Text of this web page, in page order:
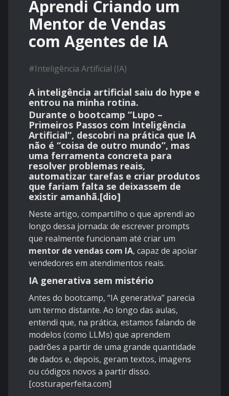
Aprendi Criando um
Mentor de Vendas
com Agentes de IA
#Inteligência Artificial (IA)
A inteligência artificial saiu do hype e
entrou na minha rotina.
Durante o bootcamp “Lupo –
Primeiros Passos com Inteligência
Artificial”, descobri na prática que IA
não é “coisa de outro mundo”, mas
uma ferramenta concreta para
resolver problemas reais,
automatizar tarefas e criar produtos
que fariam falta se deixassem de
existir amanhã.[dio]
Neste artigo, compartilho o que aprendi ao
longo dessa jornada: de escrever prompts
que realmente funcionam até criar um
mentor de vendas com IA, capaz de apoiar
vendedores em atendimentos reais.
IA generativa sem mistério
Antes do bootcamp, “IA generativa” parecia
um termo distante. Ao longo das aulas,
entendi que, na prática, estamos falando de
modelos (como LLMs) que aprendem
padrões a partir de uma grande quantidade
de dados e, depois, geram textos, imagens
ou códigos novos a partir disso.
[costuraperfeita.com]